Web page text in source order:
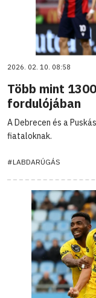
2026. 02. 10. 08:58
Több mint
fordulójában
A Debrecen és a
fiataloknak.
#LABDARÚGÁS